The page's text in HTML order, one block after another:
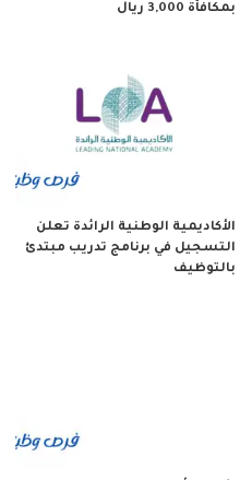
بمكافأة 3,000 ريال
الأكاديمية الوطنية الرائدة تعلن
التسجيل في برنامج تدريب مبتدئ
بالتوظيف